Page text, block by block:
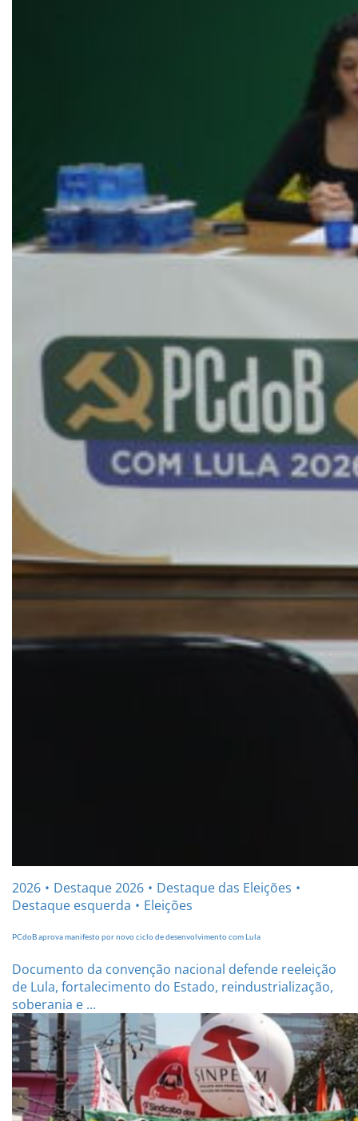
2026 Destaque 2026
Destaque das Eleições
Destaque esquerda
Eleições
PCdoB aprova manifesto por novo ciclo de desenvolvimento com Lula
Documento da convenção nacional defende reeleição
de Lula, fortalecimento do Estado, reindustrialização,
soberania e ...